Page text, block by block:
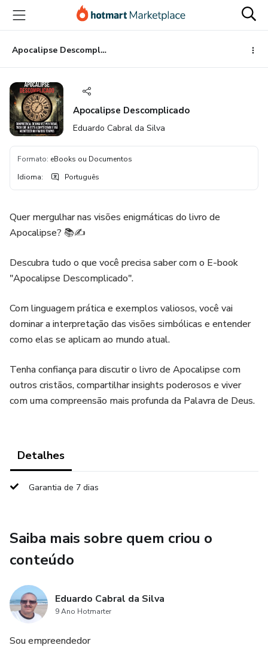
para
conteúdo
principal
para
pagamento
para
rodapé
Apocalipse Descomplicado
Apocalipse Descomplicado
Eduardo Cabral da Silva
Formato: eBooks ou Documentos
Idioma: Português
Quer mergulhar nas visões enigmáticas do livro de
Apocalipse? 📚✍️
Descubra tudo o que você precisa saber com o E-book
"Apocalipse Descomplicado".
Com linguagem prática e exemplos valiosos, você vai
dominar a interpretação das visões simbólicas e entender
como elas se aplicam ao mundo atual.
Tenha confiança para discutir o livro de Apocalipse com
outros cristãos, compartilhar insights poderosos e viver
com uma compreensão mais profunda da Palavra de Deus.
Detalhes
Garantia de 7 dias
Saiba mais sobre quem criou o
conteúdo
Eduardo Cabral da Silva
9 Ano Hotmarter
Sou empreendedor